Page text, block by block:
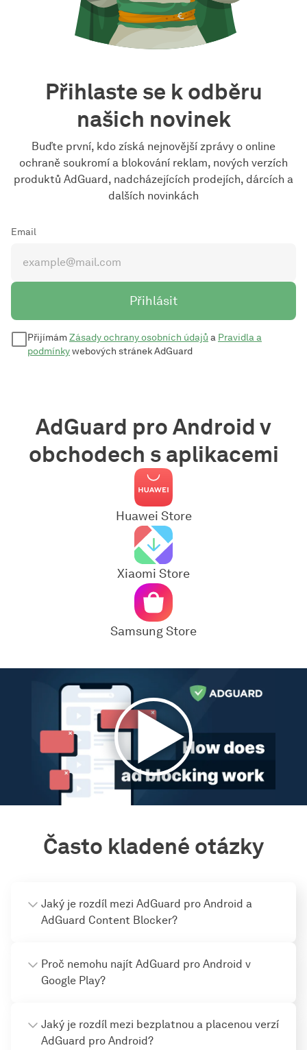
Přihlaste se k odběru
našich novinek
Buďte první, kdo získá nejnovější zprávy o online
ochraně soukromí a blokování reklam, nových verzích
produktů AdGuard, nadcházejících prodejích, dárcích a
dalších novinkách
Email
Přihlásit
Přijímám Zásady ochrany osobních údajů a Pravidla a
podmínkywebových stránek AdGuard
AdGuard pro Android v
obchodech s aplikacemi
Huawei Store
Xiaomi Store
Samsung Store
Často kladené otázky
Jaký je rozdíl mezi AdGuard pro Android a
AdGuard Content Blocker?
Proč nemohu najít AdGuard pro Android v
Google Play?
Jaký je rozdíl mezi bezplatnou a placenou verzí
AdGuard pro Android?